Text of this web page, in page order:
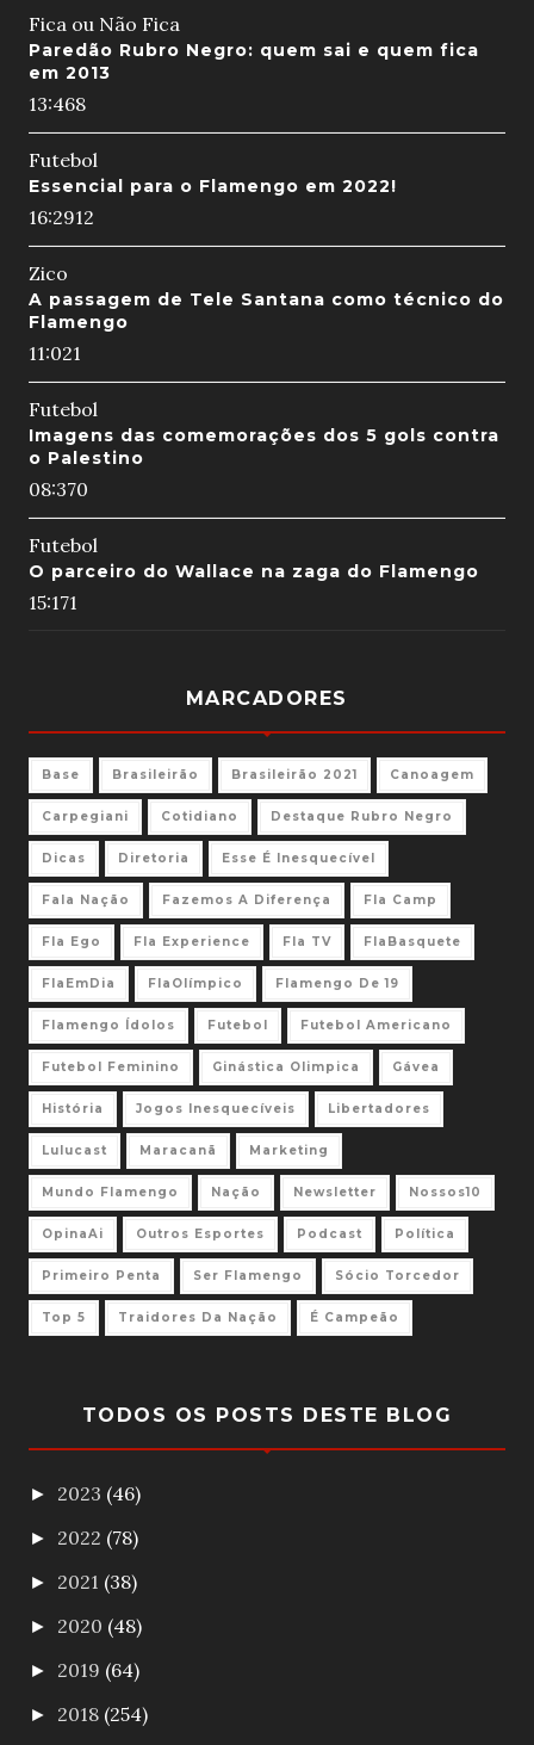
Fica ou Não Fica
Paredão Rubro Negro: quem sai e quem fica
em 2013
13:468
Futebol
Essencial para o Flamengo em 2022!
16:2912
Zico
A passagem de Tele Santana como técnico do
Flamengo
11:021
Futebol
Imagens das comemorações dos 5 gols contra
o Palestino
08:370
Futebol
O parceiro do Wallace na zaga do Flamengo
15:171
MARCADORES
Base Brasileirão Brasileirão 2021 Canoagem
Carpegiani Cotidiano Destaque Rubro Negro
Dicas Diretoria Esse É Inesquecível
Fala Nação Fazemos A Diferença Fla Camp
Fla Ego Fla Experience Fla TV FlaBasquete
FlaEmDia FlaOlímpico Flamengo De 19
Flamengo Ídolos Futebol Futebol Americano
Futebol Feminino Ginástica Olimpica Gávea
História Jogos Inesquecíveis Libertadores
Lulucast Maracanã Marketing
Mundo Flamengo Nação Newsletter Nossos10
OpinaAi Outros Esportes Podcast Política
Primeiro Penta Ser Flamengo Sócio Torcedor
Top 5 Traidores Da Nação É Campeão
TODOS OS POSTS DESTE BLOG
► 2023 (46)
► 2022 (78)
► 2021 (38)
► 2020 (48)
► 2019 (64)
► 2018 (254)